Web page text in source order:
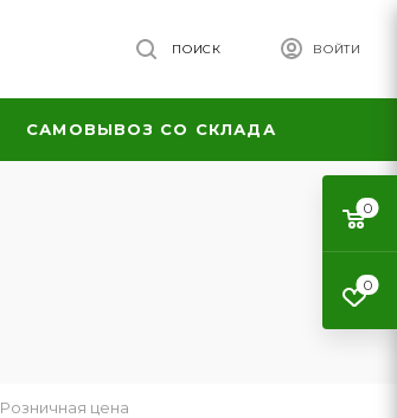
ВОЙТИ
ПОИСК
САМОВЫВОЗ СО СКЛАДА
Розничная цена
0
0